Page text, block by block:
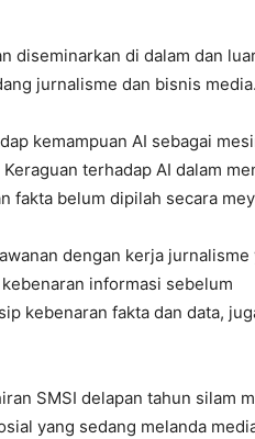
diseminarkan di dalam dan
jurnalisme dan bisnis media.
kemampuan AI sebagai
terhadap AI dalam
fakta belum dipilah secara
dengan kerja jurnalisme
informasi sebelum
kebenaran fakta dan data,
SMSI delapan tahun silam
yang sedang melanda